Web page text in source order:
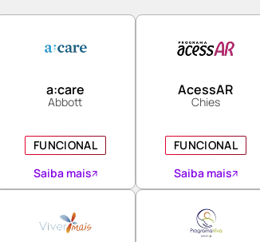
a:care
Abbott
FUNCIONAL
Saiba mais
AcessAR
Chies
FUNCIONAL
Saiba mais